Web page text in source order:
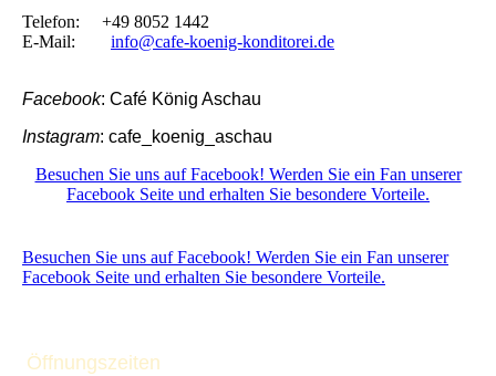
Telefon: +49 8052 1442
E-Mail: info@cafe-koenig-konditorei.de
Facebook: Café König Aschau
Instagram: cafe_koenig_aschau
Besuchen Sie uns auf Facebook! Werden Sie ein Fan unserer
Facebook Seite und erhalten Sie besondere Vorteile.
Besuchen Sie uns auf Facebook! Werden Sie ein Fan unserer
Facebook Seite und erhalten Sie besondere Vorteile.
Öffnungszeiten